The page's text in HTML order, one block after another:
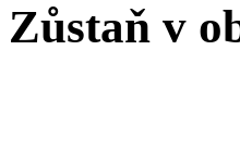
Zůstaň v